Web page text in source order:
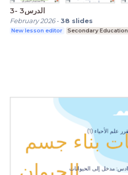
3- الدرس3
February 2026-38 slides
New lesson editor Secondary Education